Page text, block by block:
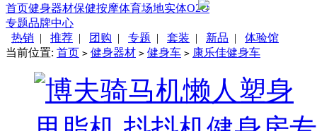
首页健身器材保健按摩体育场地实体O2O
专题品牌中心
热销 | 推荐 | 团购 | 专题 | 套装 | 新品 | 体验馆
当前位置: 首页 > 健身器材 > 健身车 > 康乐佳健身车